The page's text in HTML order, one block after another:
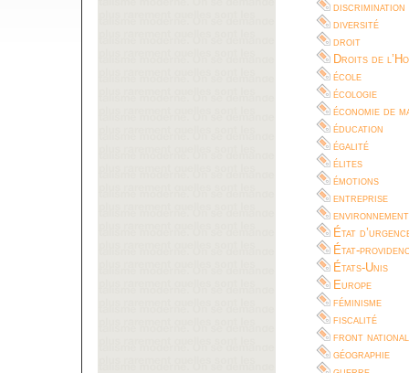
discrimination
diversité
droit
Droits de
école
écologie
économie de
éducation
égalité
élites
émotions
entreprise
environnement
État
État-
États-Unis
Europe
féminisme
fiscalité
front national
géographie